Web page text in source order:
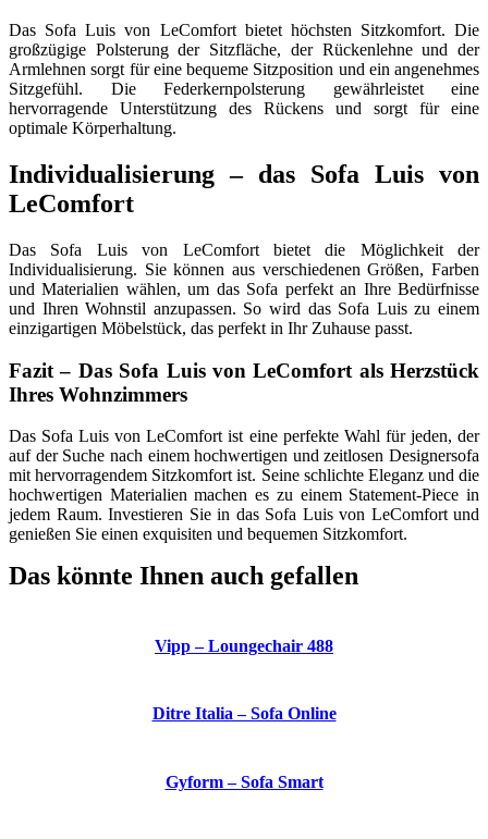
Das Sofa Luis von LeComfort bietet höchsten Sitzkomfort. Die
großzügige Polsterung der Sitzfläche, der Rückenlehne und der
Armlehnen sorgt für eine bequeme Sitzposition und ein angenehmes
Sitzgefühl. Die Federkernpolsterung gewährleistet eine
hervorragende Unterstützung des Rückens und sorgt für eine
optimale Körperhaltung.
Individualisierung – das Sofa Luis von
LeComfort
Das Sofa Luis von LeComfort bietet die Möglichkeit der
Individualisierung. Sie können aus verschiedenen Größen, Farben
und Materialien wählen, um das Sofa perfekt an Ihre Bedürfnisse
und Ihren Wohnstil anzupassen. So wird das Sofa Luis zu einem
einzigartigen Möbelstück, das perfekt in Ihr Zuhause passt.
Fazit – Das Sofa Luis von LeComfort als Herzstück
Ihres Wohnzimmers
Das Sofa Luis von LeComfort ist eine perfekte Wahl für jeden, der
auf der Suche nach einem hochwertigen und zeitlosen Designersofa
mit hervorragendem Sitzkomfort ist. Seine schlichte Eleganz und die
hochwertigen Materialien machen es zu einem Statement-Piece in
jedem Raum. Investieren Sie in das Sofa Luis von LeComfort und
genießen Sie einen exquisiten und bequemen Sitzkomfort.
Das könnte Ihnen auch gefallen
Vipp – Loungechair 488
Ditre Italia – Sofa Online
Gyform – Sofa Smart